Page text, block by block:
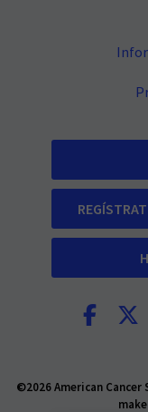
©2026 American